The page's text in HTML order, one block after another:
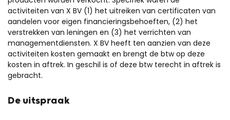
activiteiten van X BV (1) het uitreiken van certificaten van
aandelen voor eigen financieringsbehoeften, (2) het
verstrekken van leningen en (3) het verrichten van
managementdiensten. X BV heeft ten aanzien van deze
activiteiten kosten gemaakt en brengt de btw op deze
kosten in aftrek. In geschil is of deze btw terecht in aftrek is
gebracht.
De uitspraak